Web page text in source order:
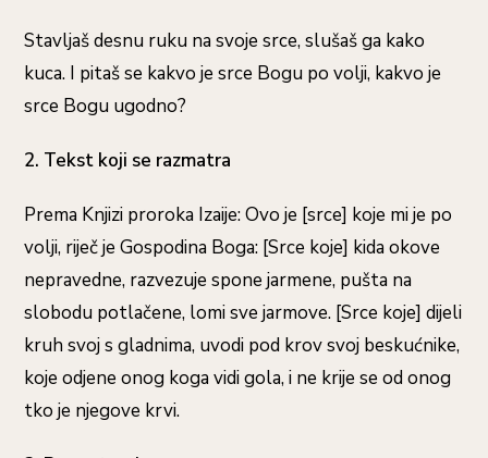
Stavljaš desnu ruku na svoje srce, slušaš ga kako
kuca. I pitaš se kakvo je srce Bogu po volji, kakvo je
srce Bogu ugodno?
2. Tekst koji se razmatra
Prema Knjizi proroka Izaije: Ovo je [srce] koje mi je po
volji, riječ je Gospodina Boga: [Srce koje] kida okove
nepravedne, razvezuje spone jarmene, pušta na
slobodu potlačene, lomi sve jarmove. [Srce koje] dijeli
kruh svoj s gladnima, uvodi pod krov svoj beskućnike,
koje odjene onog koga vidi gola, i ne krije se od onog
tko je njegove krvi.